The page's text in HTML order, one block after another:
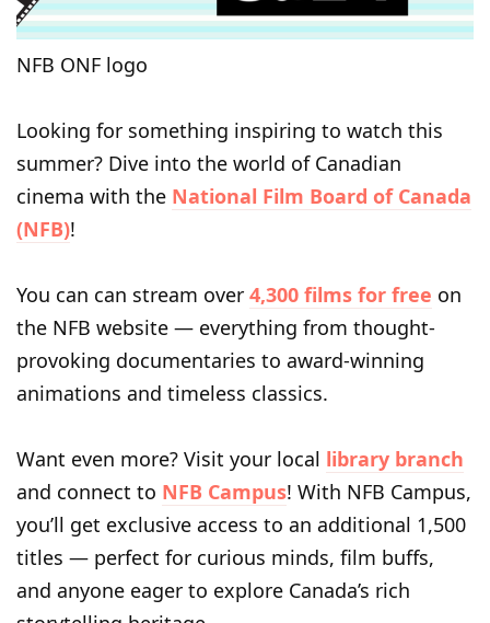
NFB ONF logo
Looking for something inspiring to watch this
summer? Dive into the world of Canadian
cinema with the National Film Board of Canada
(NFB)!
You can can stream over 4,300 films for free on
the NFB website — everything from thought-
provoking documentaries to award-winning
animations and timeless classics.
Want even more? Visit your local library branch
and connect to NFB Campus! With NFB Campus,
you’ll get exclusive access to an additional 1,500
titles — perfect for curious minds, film buffs,
and anyone eager to explore Canada’s rich